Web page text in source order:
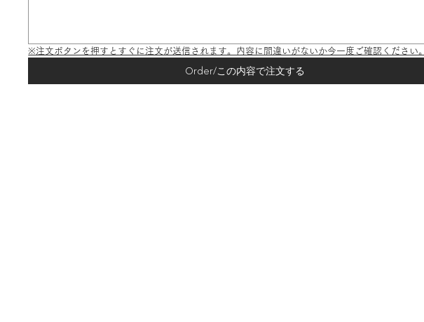
※注文ボタンを押すとすぐに注文が送信されます。内容に間違いがないか今一度ご確認ください。
Order/この内容で注文する